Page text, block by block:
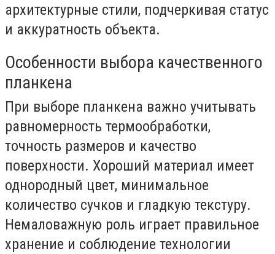
архитектурные стили, подчеркивая статус
и аккуратность объекта.
Особенности выбора качественного
планкена
При выборе планкена важно учитывать
равномерность термообработки,
точность размеров и качество
поверхности. Хороший материал имеет
однородный цвет, минимальное
количество сучков и гладкую текстуру.
Немаловажную роль играет правильное
хранение и соблюдение технологии